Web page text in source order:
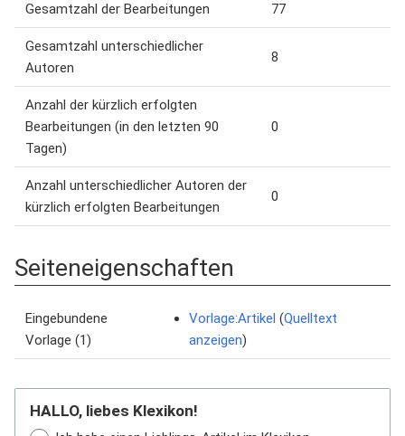
Gesamtzahl der Bearbeitungen 77
Gesamtzahl unterschiedlicher
Autoren
8
Anzahl der kürzlich erfolgten
Bearbeitungen (in den letzten 90
Tagen)
0
Anzahl unterschiedlicher Autoren der
kürzlich erfolgten Bearbeitungen
0
Seiteneigenschaften
Eingebundene
Vorlage (1)
Vorlage:Artikel (Quelltext
anzeigen)
HALLO, liebes Klexikon!